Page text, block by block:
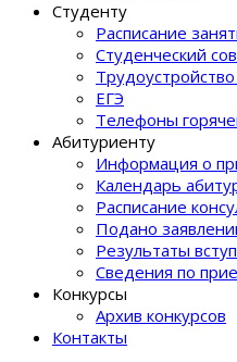
Студенту
Расписание
Студенческий
ЕГЭ
Телефоны
Абитуриенту
Информация о
Календарь
Расписание
Подано
Результаты
Сведения по
Конкурсы
Архив конкурсов
Контакты